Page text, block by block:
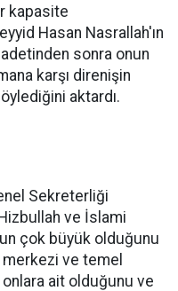
kapasite
Hasan Nasrallah'ın
sonra onun
karşı direnişin
aktardı.
Sekreterliği
ve İslami
çok büyük olduğunu
ve temel
ait olduğunu ve